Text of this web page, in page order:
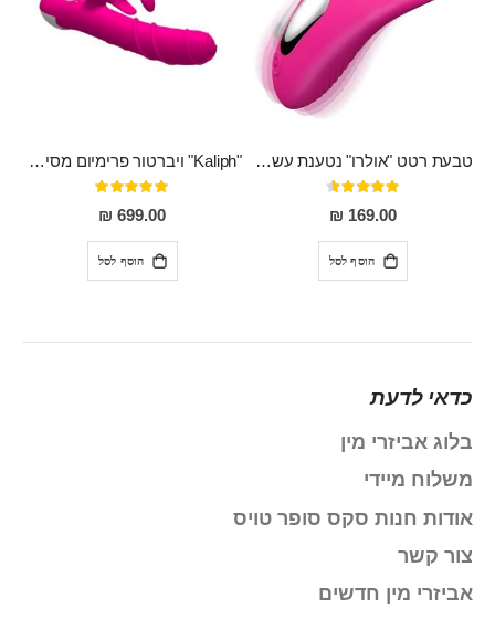
טבעת רטט "אולרו" נטענת עשויה סיליקון רפואי עם רטט חזק ומטריף חושים
דירוג:
91%
169.00 ₪
הוסף לסל
"Kaliph" ויברטור פרימיום מסיליקון רפואי , נטען, שקט במיוחד, מסתובב ומתפתל, שמנמן עם חדירה 14 סמ
דירוג:
100%
699.00 ₪
הוסף לסל
כדאי לדעת
בלוג אביזרי מין
משלוח מיידי
אודות חנות סקס סופר טויס
צור קשר
אביזרי מין חדשים